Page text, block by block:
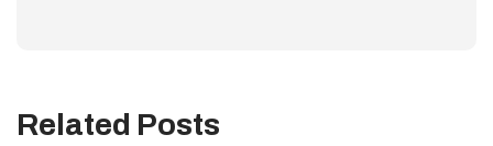
Related Posts